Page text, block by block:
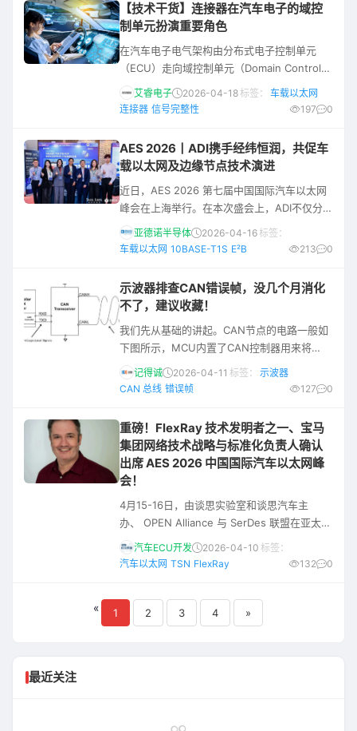
书。本文为第一篇，将聚焦架构演进与
10BASE-T1S 的核心价值。 区域控制架构 如
今的汽车均需搭载精密复杂的电子通信网络。
与办公
【技术干货】连接器在汽车电子的域控
制单元扮演重要角色
在汽车电子电气架构由分布式电子控制单元
（ECU）走向域控制单元（Domain Control
Unit, DCU）的演进过程中，连接器已不再只
是“电气连接接口”，而是攸关系统可靠性、数
所扮演的核心角色，以及Molex（莫仕）
DuraClik连接器的产品特性与优势。 连接器在
汽车域控制单元中 扮演的关键角色 从系统层
艾睿电子 2026-04-18标签：
车载以太网
连接器 信号完整性 197 0
AES 2026丨ADI携手经纬恒润，共促车
载以太网及边缘节点技术演进
近日，AES 2026 第七届中国国际汽车以太网
峰会在上海举行。在本次盛会上，ADI不仅分享
了前沿的汽车以太网创新技术，更重点展现了
与经纬恒润的深度合作成果。作为业内知名的
有深厚的产业积累。双方强强联合，共同探讨
并展示了新型车载架构的落地实践。 E²B技术
重塑车载架构 在峰会主论坛上，ADI与经纬恒
润共同发表了题为《
亚德诺半导体 2026-04-16标签：
车载以太网 10BASE-T1S E²B 213 0
示波器排查CAN错误帧，没几个月消化
不了，建议收藏！
我们先从基础的讲起。CAN节点的电路一般如
下图所示，MCU内置了CAN控制器用来将
MCU的数据封装为CAN帧格式，同时它也负责
CAN帧的校验和错误帧的处理。控制器封装好
理层 也就是CAN收发器干了啥？ 一个典型的
双节点CAN网络的物理层等效电路如上图，两
颗120Ω终端电阻并联呈现总线电阻60Ω。黑框
里是A
记得诚 2026-04-11 标签：
示波器
CAN 总线 错误帧 127 0
重磅！FlexRay 技术发明者之一、宝马
集团网络技术战略与标准化负责人确认
出席 AES 2026 中国国际汽车以太网峰
会！
4月15-16日，由谈思实验室和谈思汽车主
办、 OPEN Alliance 与 SerDes 联盟在亚太区
唯一联合支持、同时也是全球汽车以太网两大
盛会之一的「AES 2026 中国国际汽车以太网
与此同时，会议内容也将进行重磅升级，通过
设立2个为期2天的平行主题会场，深度探讨汽
汽车ECU开发 2026-04-10 标签：
汽车以太网 TSN FlexRay 132 0
« 1 2 3 4 »
最近关注